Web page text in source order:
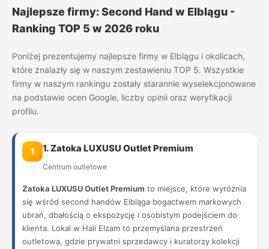
Najlepsze firmy: Second Hand w Elblągu -
Ranking TOP 5 w 2026 roku
Poniżej prezentujemy najlepsze firmy w Elblągu i okolicach,
które znalazły się w naszym zestawieniu TOP 5. Wszystkie
firmy w naszym rankingu zostały starannie wyselekcjonowane
na podstawie ocen Google, liczby opinii oraz weryfikacji
profilu.
1 1. Zatoka LUXUSU Outlet Premium
Centrum outletowe
Zatoka LUXUSU Outlet Premium to miejsce, które wyróżnia
się wśród second handów Elbląga bogactwem markowych
ubrań, dbałością o ekspozycję i osobistym podejściem do
klienta. Lokal w Hali Elzam to przemyślana przestrzeń
outletowa, gdzie prywatni sprzedawcy i kuratorzy kolekcji